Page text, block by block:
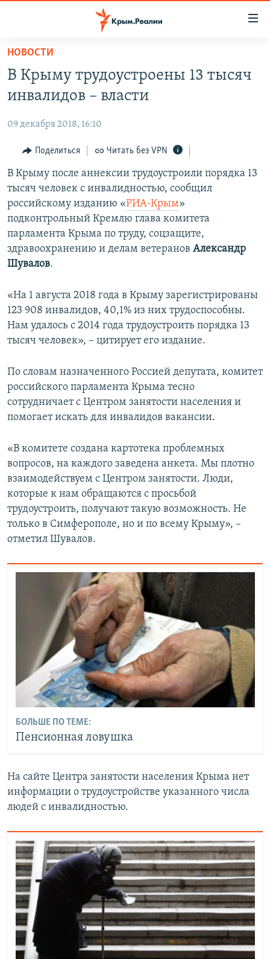
Вернуться
основному
содержанию
навигации
Вернутся
поиску
СПЕЦПРОЕКТЫ
КАРТА ВОЕННЫХ ОБЪЕКТОВ КРЫМА
11 ЛЕТ ОККУПАЦИИ КРЫМА. 11 ИСТОРИЙ СОПРОТИВЛЕНИЯ
ИСТОРИЯ
ЕЩЕ
ИНТЕРАКТИВ
ТЕЛЕПРОЕКТ КРЫМ.РЕАЛИИ
СОВЕТЫ ПРАВОЗАЩИТНИКОВ
ПРОПАВШИЕ БЕЗ ВЕСТИ
КРЫМ.НЕПОКОРЕННЫЙ
ELIFBE
УКРАИНСКАЯ ПРОБЛЕМА КРЫМА
РАДІО СВОБОДА
КАК ОБОЙТИ БЛОКИРОВКУ
Українською
Qırımtatar
НОВОСТИ
В Крыму трудоустроены 13 тысяч
инвалидов – власти
09 декабря 2018, 16:10
Поделиться Читать без VPN
В Крыму после аннексии трудоустроили порядка 13
тысяч человек с инвалидностью, сообщил
российскому изданию «РИА-Крым»
подконтрольный Кремлю глава комитета
парламента Крыма по труду, соцзащите,
здравоохранению и делам ветеранов Александр
Шувалов.
«На 1 августа 2018 года в Крыму зарегистрированы
123 908 инвалидов, 40,1% из них трудоспособны.
Нам удалось с 2014 года трудоустроить порядка 13
тысяч человек», – цитирует его издание.
По словам назначенного Россией депутата, комитет
российского парламента Крыма тесно
сотрудничает с Центром занятости населения и
помогает искать для инвалидов вакансии.
«В комитете создана картотека проблемных
вопросов, на каждого заведена анкета. Мы плотно
взаимодействуем с Центром занятости. Люди,
которые к нам обращаются с просьбой
трудоустроить, получают такую возможность. Не
только в Симферополе, но и по всему Крыму», –
отметил Шувалов.
БОЛЬШЕ ПО ТЕМЕ:
Пенсионная ловушка
На сайте Центра занятости населения Крыма нет
информации о трудоустройстве указанного числа
людей с инвалидностью.